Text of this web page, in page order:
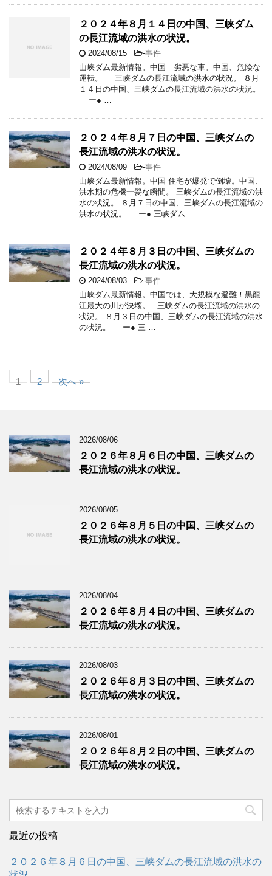
２０２４年８月１４日の中国、三峡ダム
の長江流域の洪水の状況。
2024/08/15 -事件
山峡ダム最新情報。中国 劣悪な車。中国、危険な
運転。 三峡ダムの長江流域の洪水の状況。 ８月
１４日の中国、三峡ダムの長江流域の洪水の状況。
ー● …
２０２４年８月７日の中国、三峡ダムの
長江流域の洪水の状況。
2024/08/09 -事件
山峡ダム最新情報。中国 住宅が爆発で倒壊。中国、
洪水期の危機一髪な瞬間。 三峡ダムの長江流域の洪
水の状況。 ８月７日の中国、三峡ダムの長江流域の
洪水の状況。 ー● 三峡ダム …
２０２４年８月３日の中国、三峡ダムの
長江流域の洪水の状況。
2024/08/03 -事件
山峡ダム最新情報。中国では、大規模な避難！黒龍
江最大の川が決壊。 三峡ダムの長江流域の洪水の
状況。 ８月３日の中国、三峡ダムの長江流域の洪水
の状況。 ー● 三 …
1 2 次へ »
2026/08/06
２０２６年８月６日の中国、三峡ダムの
長江流域の洪水の状況。
2026/08/05
２０２６年８月５日の中国、三峡ダムの
長江流域の洪水の状況。
2026/08/04
２０２６年８月４日の中国、三峡ダムの
長江流域の洪水の状況。
2026/08/03
２０２６年８月３日の中国、三峡ダムの
長江流域の洪水の状況。
2026/08/01
２０２６年８月２日の中国、三峡ダムの
長江流域の洪水の状況。
最近の投稿
２０２６年８月６日の中国、三峡ダムの長江流域の洪水の